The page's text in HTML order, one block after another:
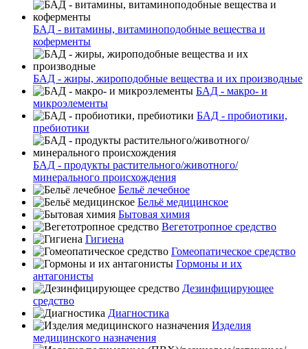
БАД - витамины, витаминоподобные вещества и
коферменты
БАД - жиры, жироподобные вещества и их производные
БАД - макро- и
микроэлементы
БАД - пробиотики,
пребиотики
БАД - продукты растительного/животного/
минерального происхождения
Бельё лечебное
Бельё медицинское
Бытовая химия
Вегетотропное средство
Гигиена
Гомеопатическое средство
Гормоны и их
антагонисты
Дезинфицирующее
средство
Диагностика
Изделия
медицинского назначения